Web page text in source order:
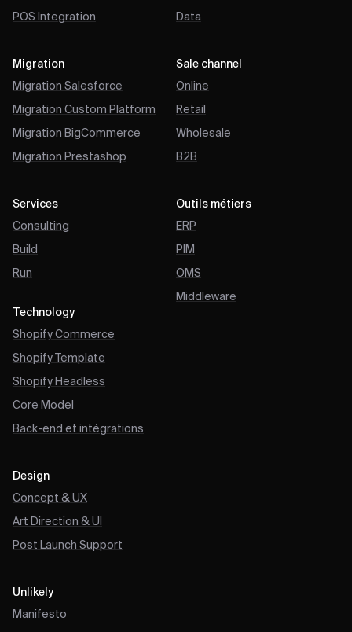
POS Integration
Migration
Migration Salesforce
Migration Custom Platform
Migration BigCommerce
Migration Prestashop
Services
Consulting
Build
Run
Data
Sale channel
Online
Retail
Wholesale
B2B
Outils métiers
ERP
PIM
OMS
Middleware
Technology
Shopify Commerce
Shopify Template
Shopify Headless
Core Model
Back-end et intégrations
Design
Concept & UX
Art Direction & UI
Post Launch Support
Unlikely
Manifesto